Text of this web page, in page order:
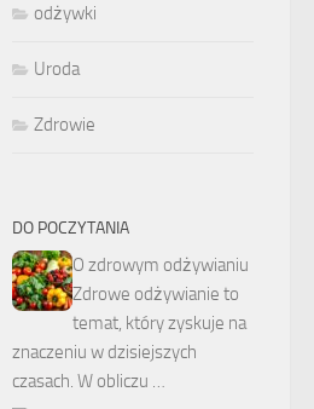
odżywki
Uroda
Zdrowie
DO POCZYTANIA
O zdrowym odżywianiu
Zdrowe odżywianie to
temat, który zyskuje na
znaczeniu w dzisiejszych
czasach. W obliczu …